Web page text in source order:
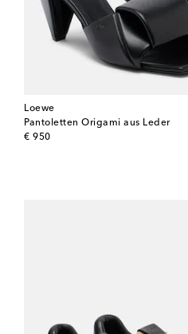
Loewe
Pantoletten Origami aus Leder
€ 950
original price